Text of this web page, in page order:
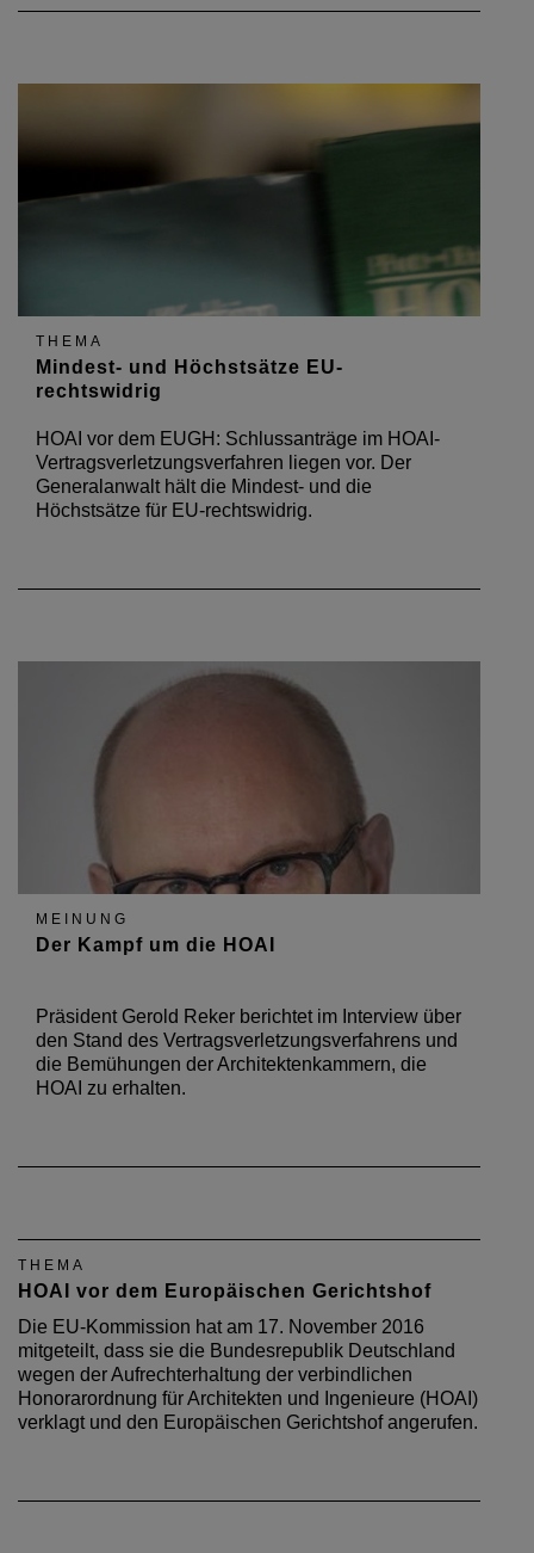
THEMA
Mindest- und Höchstsätze EU-
rechtswidrig
HOAI vor dem EUGH: Schlussanträge im HOAI-
Vertragsverletzungsverfahren liegen vor. Der
Generalanwalt hält die Mindest- und die
Höchstsätze für EU-rechtswidrig.
MEINUNG
Der Kampf um die HOAI
Präsident Gerold Reker berichtet im Interview über
den Stand des Vertragsverletzungsverfahrens und
die Bemühungen der Architektenkammern, die
HOAI zu erhalten.
THEMA
HOAI vor dem Europäischen Gerichtshof
Die EU-Kommission hat am 17. November 2016
mitgeteilt, dass sie die Bundesrepublik Deutschland
wegen der Aufrechterhaltung der verbindlichen
Honorarordnung für Architekten und Ingenieure (HOAI)
verklagt und den Europäischen Gerichtshof angerufen.